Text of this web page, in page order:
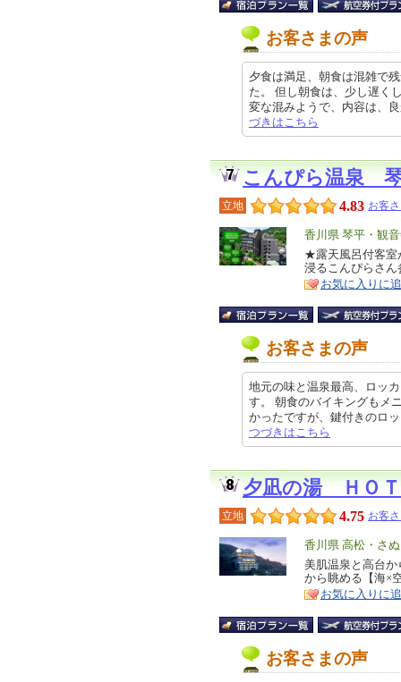
お客さまの声
夕食は満足、朝食は混雑で
た。 但し朝食は、少し遅く
変な混みようで、内容は、
づきはこちら
こんぴら温泉
立地 4.83 お客
エ
リ
ア
香川県 琴平・観
特
徴
★露天風呂付客室
浸るこんぴらさ
お気に入りに
お客さまの声
地元の味と温泉最高、ロッ
す。 朝食のバイキングもメ
かったですが、鍵付きのロ
つづきはこちら
夕凪の湯 ＨＯＴ
立地 4.75 お客
エ
リ
ア
香川県 高松・さ
特
徴
美肌温泉と高台か
から眺める【海×
お気に入りに
お客さまの声